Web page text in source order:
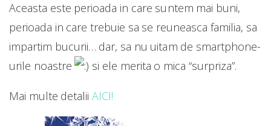
Aceasta este perioada in care suntem mai buni,
perioada in care trebuie sa se reuneasca familia, sa
impartim bucurii… dar, sa nu uitam de smartphone-
urile noastre
si ele merita o mica “surpriza”.
Mai multe detaliiAICI!